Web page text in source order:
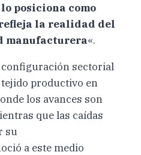
posiciona como
la realidad del
manufacturera«.
configuración sectorial
productivo en
los avances son
que las caídas
su
a este medio